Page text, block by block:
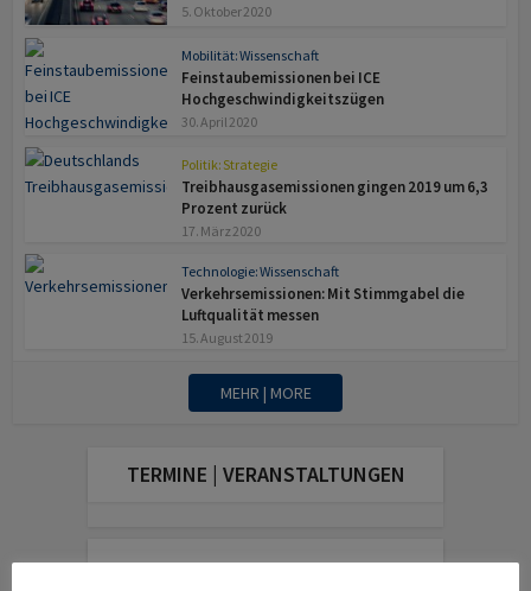
5. Oktober 2020
Mobilität: Wissenschaft
Feinstaubemissionen bei ICE
Hochgeschwindigkeitszügen
30. April 2020
Politik: Strategie
Treibhausgasemissionen gingen 2019 um 6,3
Prozent zurück
17. März 2020
Technologie: Wissenschaft
Verkehrsemissionen: Mit Stimmgabel die
Luftqualität messen
15. August 2019
MEHR | MORE
TERMINE | VERANSTALTUNGEN
DAS AKTUELLE MAGAZIN